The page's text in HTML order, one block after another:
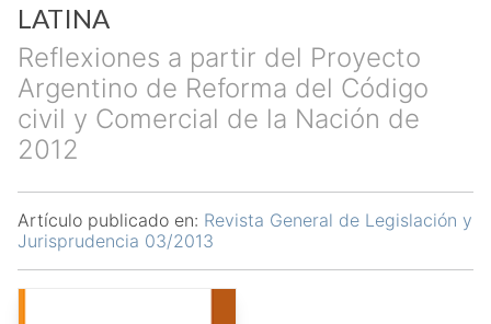
LATINA
Reflexiones a partir del Proyecto
Argentino de Reforma del Código
civil y Comercial de la Nación de
2012
Artículo publicado en: Revista General de Legislación y
Jurisprudencia 03/2013